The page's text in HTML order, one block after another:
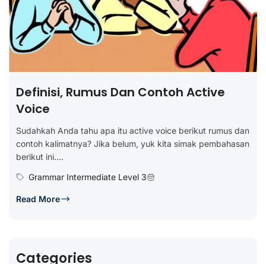
Definisi, Rumus Dan Contoh Active
Voice
Sudahkah Anda tahu apa itu active voice berikut rumus dan
contoh kalimatnya? Jika belum, yuk kita simak pembahasan
berikut ini....
Grammar Intermediate Level 3
Read More
Categories